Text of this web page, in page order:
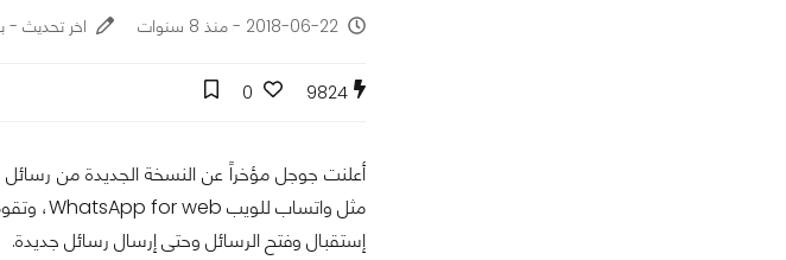
2018-06-22 - منذ 8 سنوات اخر تحديث - بتاريخ
9824
0
إستقبال وفتح الرسائل وحتى إرسال رسائل جديدة.